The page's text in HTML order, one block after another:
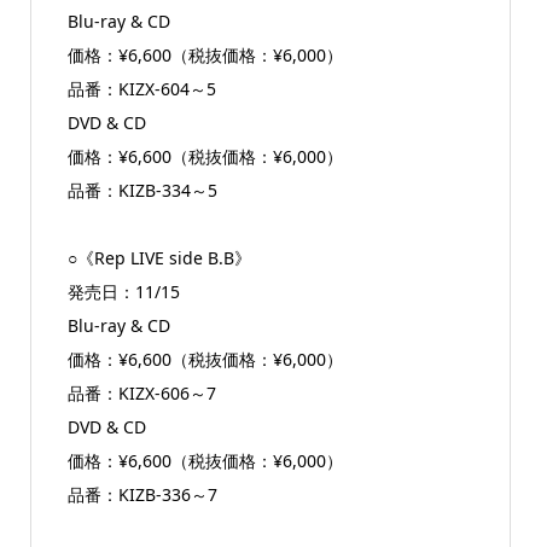
Blu-ray & CD
価格：¥6,600（税抜価格：¥6,000）
品番：KIZX-604～5
DVD & CD
価格：¥6,600（税抜価格：¥6,000）
品番：KIZB-334～5
○《Rep LIVE side B.B》
発売日：11/15
Blu-ray & CD
価格：¥6,600（税抜価格：¥6,000）
品番：KIZX-606～7
DVD & CD
価格：¥6,600（税抜価格：¥6,000）
品番：KIZB-336～7